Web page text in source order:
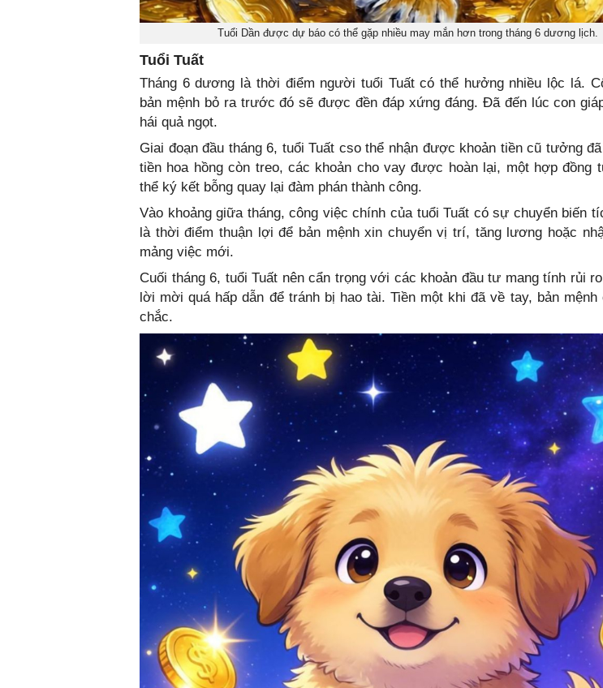
Tuổi Dần được dự báo có thể gặp nhiều may mắn hơn trong tháng 6 dương lịch.
Tuổi Tuất
Tháng 6 dương là thời điểm người tuổi Tuất có thể hưởng nhiều lộc lá.
bản mệnh bỏ ra trước đó sẽ được đền đáp xứng đáng. Đã đến lúc con
hái quả ngọt.
Giai đoạn đầu tháng 6, tuổi Tuất cso thể nhận được khoản tiền cũ tưởng
tiền hoa hồng còn treo, các khoản cho vay được hoàn lại, một hợp đồng
thể ký kết bỗng quay lại đàm phán thành công.
Vào khoảng giữa tháng, công việc chính của tuổi Tuất có sự chuyển biến
là thời điểm thuận lợi để bản mệnh xin chuyển vị trí, tăng lương hoặc
mảng việc mới.
Cuối tháng 6, tuổi Tuất nên cẩn trọng với các khoản đầu tư mang tính rủi
lời mời quá hấp dẫn để tránh bị hao tài. Tiền một khi đã về tay, bản
chắc.